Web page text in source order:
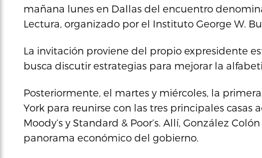
mañana lunes en Dallas del encuentro
Lectura, organizado por el Instituto George W.
La invitación proviene del propio expresidente
busca discutir estrategias para mejorar la
Posteriormente, el martes y miércoles, la
York para reunirse con las tres principales casas
Moody’s y Standard & Poor’s. Allí, González
panorama económico del gobierno.